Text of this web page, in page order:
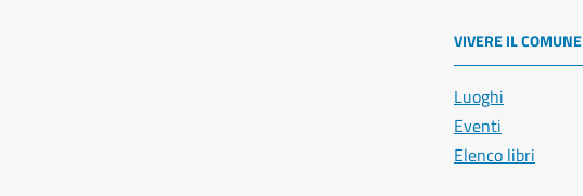
VIVERE IL COMUNE
Luoghi
Eventi
Elenco libri